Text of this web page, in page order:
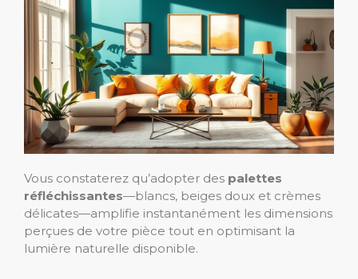
Vous constaterez qu’adopter des palettes
réfléchissantes—blancs, beiges doux et crèmes
délicates—amplifie instantanément les dimensions
perçues de votre pièce tout en optimisant la
lumière naturelle disponible.